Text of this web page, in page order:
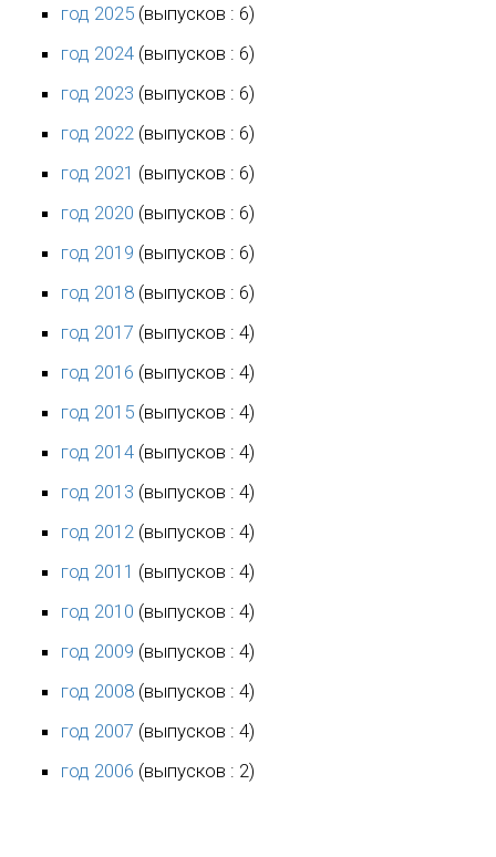
год 2025 (выпусков : 6)
год 2024 (выпусков : 6)
год 2023 (выпусков : 6)
год 2022 (выпусков : 6)
год 2021 (выпусков : 6)
год 2020 (выпусков : 6)
год 2019 (выпусков : 6)
год 2018 (выпусков : 6)
год 2017 (выпусков : 4)
год 2016 (выпусков : 4)
год 2015 (выпусков : 4)
год 2014 (выпусков : 4)
год 2013 (выпусков : 4)
год 2012 (выпусков : 4)
год 2011 (выпусков : 4)
год 2010 (выпусков : 4)
год 2009 (выпусков : 4)
год 2008 (выпусков : 4)
год 2007 (выпусков : 4)
год 2006 (выпусков : 2)